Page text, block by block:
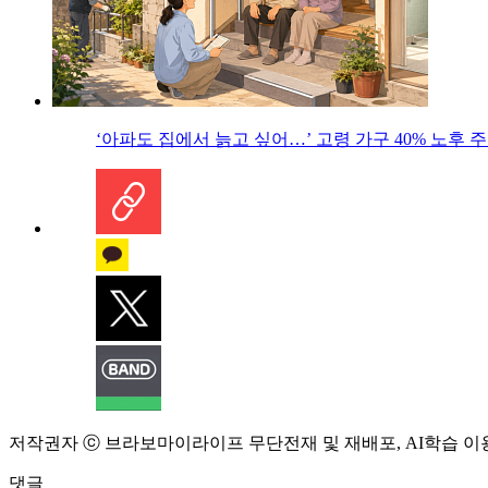
‘아파도 집에서 늙고 싶어…’ 고령 가구 40% 노후
저작권자 ⓒ 브라보마이라이프 무단전재 및 재배포, AI학습 이
댓글